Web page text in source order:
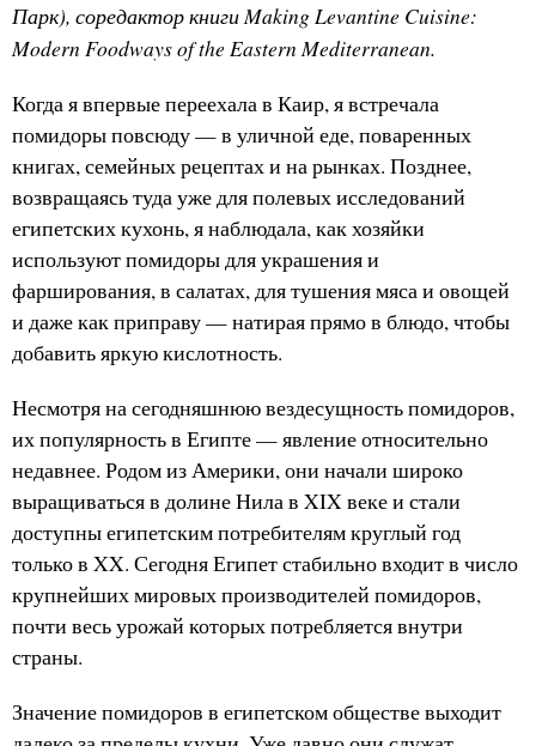
Парк), соредактор книги Making Levantine Cuisine:
Modern Foodways of the Eastern Mediterranean.
Когда я впервые переехала в Каир, я встречала
помидоры повсюду — в уличной еде, поваренных
книгах, семейных рецептах и на рынках. Позднее,
возвращаясь туда уже для полевых исследований
египетских кухонь, я наблюдала, как хозяйки
используют помидоры для украшения и
фарширования, в салатах, для тушения мяса и овощей
и даже как приправу — натирая прямо в блюдо, чтобы
добавить яркую кислотность.
Несмотря на сегодняшнюю вездесущность помидоров,
их популярность в Египте — явление относительно
недавнее. Родом из Америки, они начали широко
выращиваться в долине Нила в XIX веке и стали
доступны египетским потребителям круглый год
только в XX. Сегодня Египет стабильно входит в число
крупнейших мировых производителей помидоров,
почти весь урожай которых потребляется внутри
страны.
Значение помидоров в египетском обществе выходит